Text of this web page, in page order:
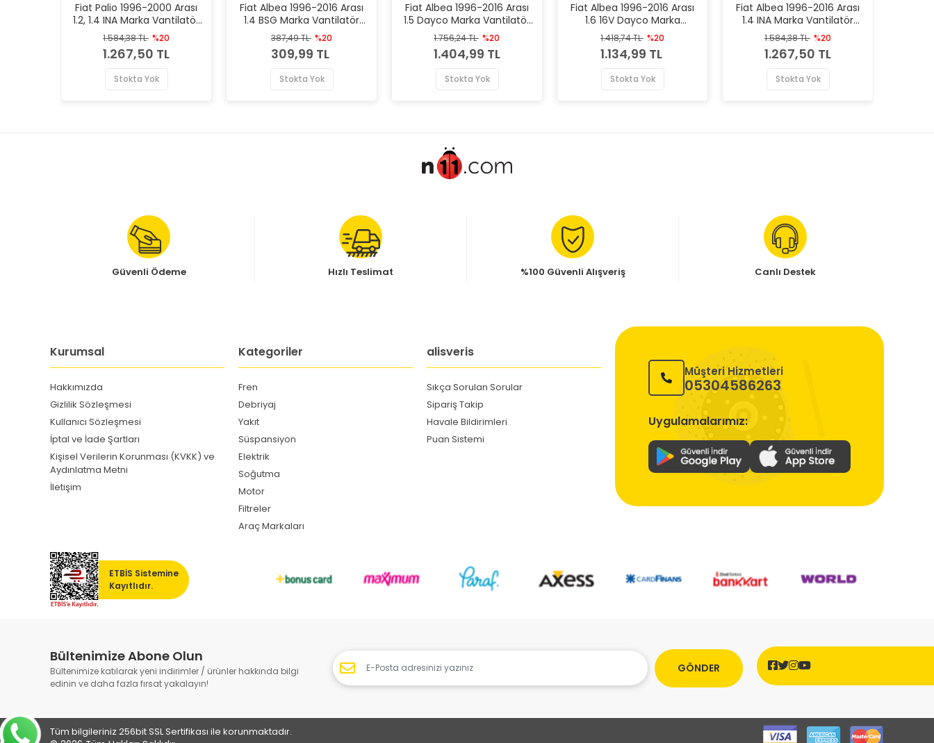
Fiat Palio 1996-2000 Arası
1.2, 1.4 INA Marka Vantilatör
Kayış Gergi Rulmanı
1.584,38 TL %20
1.267,50 TL
Stokta Yok
Fiat Albea 1996-2016 Arası
1.4 BSG Marka Vantilatör
Kayış Gergi Rulmanı
387,49 TL %20
309,99 TL
Stokta Yok
Fiat Albea 1996-2016 Arası
1.5 Dayco Marka Vantilatör
Kayış Gergi Rulmanı
1.756,24 TL %20
1.404,99 TL
Stokta Yok
Fiat Albea 1996-2016 Arası
1.6 16V Dayco Marka
Vantilatör Kayış Gergi
Rulmanı
1.418,74 TL %20
1.134,99 TL
Stokta Yok
Fiat Albea 1996-2016 Arası
1.4 INA Marka Vantilatör
Kayış Gergi Rulmanı
1.584,38 TL %20
1.267,50 TL
Stokta Yok
Güvenli Ödeme Hızlı Teslimat %100 Güvenli Alışveriş Canlı Destek
Kurumsal
Hakkımızda
Gizlilik Sözleşmesi
Kullanıcı Sözleşmesi
İptal ve İade Şartları
Kişisel Verilerin Korunması (KVKK) ve
Aydınlatma Metni
İletişim
Kategoriler
Fren
Debriyaj
Yakıt
Süspansiyon
Elektrik
Soğutma
Motor
Filtreler
Araç Markaları
alisveris
Sıkça Sorulan Sorular
Sipariş Takip
Havale Bildirimleri
Puan Sistemi
Müşteri Hizmetleri
05304586263
Uygulamalarımız:
ETBİS Sistemine
Kayıtlıdır.
Bültenimize Abone Olun
Bültenimize katılarak yeni indirimler / ürünler hakkında bilgi
edinin ve daha fazla fırsat yakalayın!
GÖNDER
Tüm bilgileriniz 256bit SSL Sertifikası ile korunmaktadır.